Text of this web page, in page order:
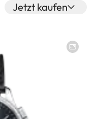
Jetzt kaufen